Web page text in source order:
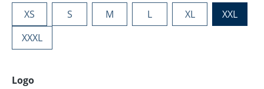
XS S M L XL
XXL
XXXL
Logoauswählen